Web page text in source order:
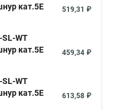
кат.5E
519,31 ₽
SL-WT
кат.5E
459,34 ₽
SL-WT
кат.5E
613,58 ₽